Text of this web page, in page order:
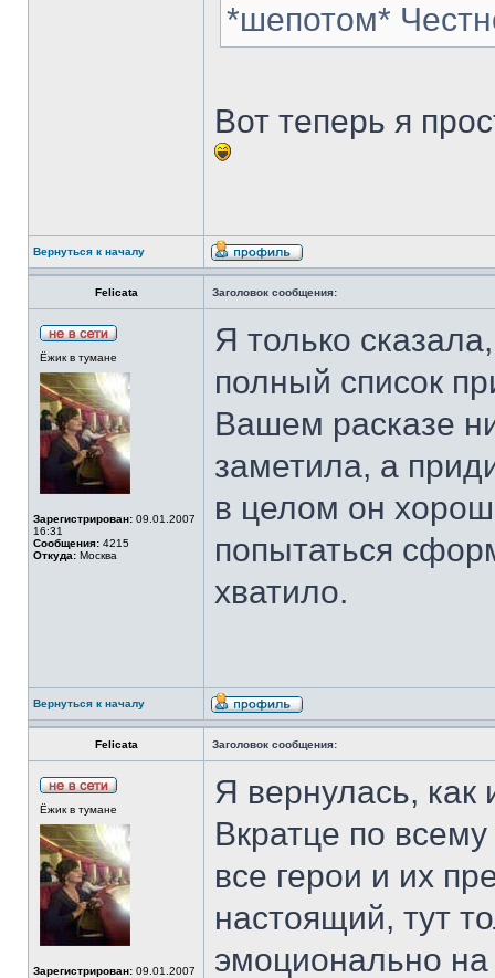
*шепотом*
Вот теперь я
Вернуться к началу
Felicata Заголовок сообщения:
Ёжик в тумане
Зарегистрирован: 09.01.2007
16:31
Сообщения: 4215
Откуда: Москва
Я только
полный список
Вашем расказе
заметила, а
в целом он
попытаться
хватило.
Вернуться к началу
Felicata Заголовок сообщения:
Ёжик в тумане
Зарегистрирован: 09.01.2007
Я вернулась,
Вкратце по
все герои и их
настоящий, тут
эмоционально на